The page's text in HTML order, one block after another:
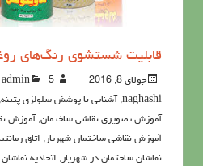
قابليت شستشوی رنگ‌هاي
جولای 8, 2016 admin 5نکته برای نقاشی خانه
naghashi
, آشنايي با پوشش سلولزي پتينه,
آموزش تصویری نقاشی ساختمان, آموزش
آموزش نقاشی ساختمان شهریار, اتاق
نقاشان ساختمان در شهریار, اتحادیه